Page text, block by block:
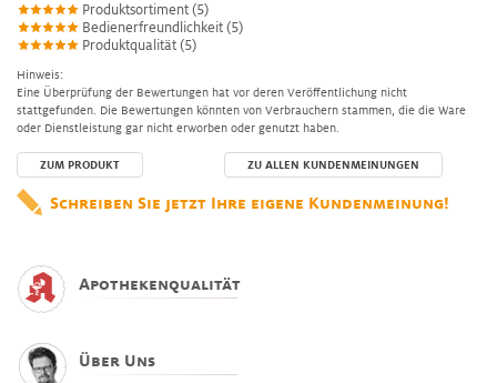
Produktsortiment (5)
Bedienerfreundlichkeit (5)
Produktqualität (5)
Hinweis:
Eine Überprüfung der Bewertungen hat vor deren Veröffentlichung nicht
stattgefunden. Die Bewertungen könnten von Verbrauchern stammen, die die Ware
oder Dienstleistung gar nicht erworben oder genutzt haben.
ZUM PRODUKT ZU ALLEN KUNDENMEINUNGEN
Schreiben Sie jetzt Ihre eigene Kundenmeinung!
Apothekenqualität
Über Uns